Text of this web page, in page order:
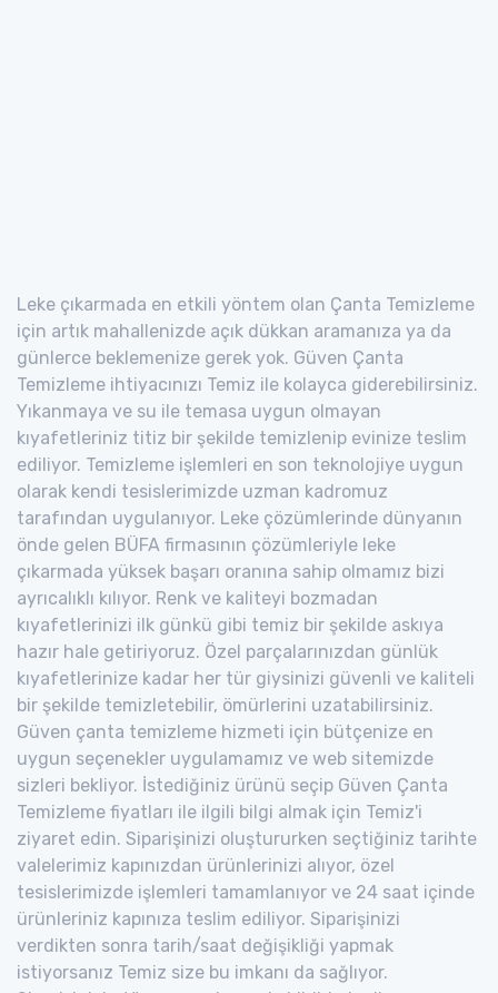
Leke çıkarmada en etkili yöntem olan Çanta Temizleme
için artık mahallenizde açık dükkan aramanıza ya da
günlerce beklemenize gerek yok. Güven Çanta
Temizleme ihtiyacınızı Temiz ile kolayca giderebilirsiniz.
Yıkanmaya ve su ile temasa uygun olmayan
kıyafetleriniz titiz bir şekilde temizlenip evinize teslim
ediliyor. Temizleme işlemleri en son teknolojiye uygun
olarak kendi tesislerimizde uzman kadromuz
tarafından uygulanıyor. Leke çözümlerinde dünyanın
önde gelen BÜFA firmasının çözümleriyle leke
çıkarmada yüksek başarı oranına sahip olmamız bizi
ayrıcalıklı kılıyor. Renk ve kaliteyi bozmadan
kıyafetlerinizi ilk günkü gibi temiz bir şekilde askıya
hazır hale getiriyoruz. Özel parçalarınızdan günlük
kıyafetlerinize kadar her tür giysinizi güvenli ve kaliteli
bir şekilde temizletebilir, ömürlerini uzatabilirsiniz.
Güven çanta temizleme hizmeti için bütçenize en
uygun seçenekler uygulamamız ve web sitemizde
sizleri bekliyor. İstediğiniz ürünü seçip Güven Çanta
Temizleme fiyatları ile ilgili bilgi almak için Temiz'i
ziyaret edin. Siparişinizi oluştururken seçtiğiniz tarihte
valelerimiz kapınızdan ürünlerinizi alıyor, özel
tesislerimizde işlemleri tamamlanıyor ve 24 saat içinde
ürünleriniz kapınıza teslim ediliyor. Siparişinizi
verdikten sonra tarih/saat değişikliği yapmak
istiyorsanız Temiz size bu imkanı da sağlıyor.